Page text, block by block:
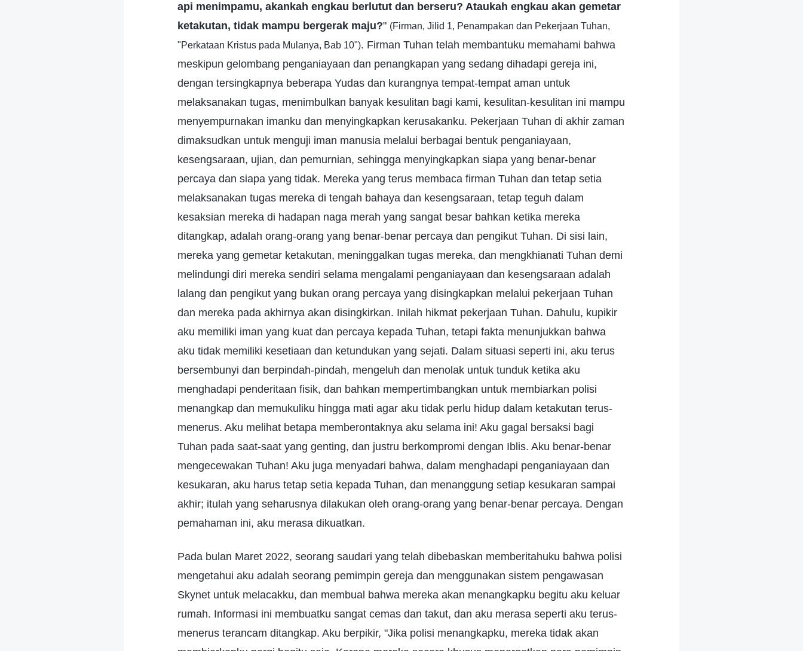
api menimpamu, akankah engkau berlutut dan berseru? Ataukah engkau akan gemetar
ketakutan, tidak mampu bergerak maju?" (Firman, Jilid 1, Penampakan dan Pekerjaan Tuhan,
"Perkataan Kristus pada Mulanya, Bab 10"). Firman Tuhan telah membantuku memahami bahwa
meskipun gelombang penganiayaan dan penangkapan yang sedang dihadapi gereja ini,
dengan tersingkapnya beberapa Yudas dan kurangnya tempat-tempat aman untuk
melaksanakan tugas, menimbulkan banyak kesulitan bagi kami, kesulitan-kesulitan ini mampu
menyempurnakan imanku dan menyingkapkan kerusakanku. Pekerjaan Tuhan di akhir zaman
dimaksudkan untuk menguji iman manusia melalui berbagai bentuk penganiayaan,
kesengsaraan, ujian, dan pemurnian, sehingga menyingkapkan siapa yang benar-benar
percaya dan siapa yang tidak. Mereka yang terus membaca firman Tuhan dan tetap setia
melaksanakan tugas mereka di tengah bahaya dan kesengsaraan, tetap teguh dalam
kesaksian mereka di hadapan naga merah yang sangat besar bahkan ketika mereka
ditangkap, adalah orang-orang yang benar-benar percaya dan pengikut Tuhan. Di sisi lain,
mereka yang gemetar ketakutan, meninggalkan tugas mereka, dan mengkhianati Tuhan demi
melindungi diri mereka sendiri selama mengalami penganiayaan dan kesengsaraan adalah
lalang dan pengikut yang bukan orang percaya yang disingkapkan melalui pekerjaan Tuhan
dan mereka pada akhirnya akan disingkirkan. Inilah hikmat pekerjaan Tuhan. Dahulu, kupikir
aku memiliki iman yang kuat dan percaya kepada Tuhan, tetapi fakta menunjukkan bahwa
aku tidak memiliki kesetiaan dan ketundukan yang sejati. Dalam situasi seperti ini, aku terus
bersembunyi dan berpindah-pindah, mengeluh dan menolak untuk tunduk ketika aku
menghadapi penderitaan fisik, dan bahkan mempertimbangkan untuk membiarkan polisi
menangkap dan memukuliku hingga mati agar aku tidak perlu hidup dalam ketakutan terus-
menerus. Aku melihat betapa memberontaknya aku selama ini! Aku gagal bersaksi bagi
Tuhan pada saat-saat yang genting, dan justru berkompromi dengan Iblis. Aku benar-benar
mengecewakan Tuhan! Aku juga menyadari bahwa, dalam menghadapi penganiayaan dan
kesukaran, aku harus tetap setia kepada Tuhan, dan menanggung setiap kesukaran sampai
akhir; itulah yang seharusnya dilakukan oleh orang-orang yang benar-benar percaya. Dengan
pemahaman ini, aku merasa dikuatkan.
Pada bulan Maret 2022, seorang saudari yang telah dibebaskan memberitahuku bahwa polisi
mengetahui aku adalah seorang pemimpin gereja dan menggunakan sistem pengawasan
Skynet untuk melacakku, dan membual bahwa mereka akan menangkapku begitu aku keluar
rumah. Informasi ini membuatku sangat cemas dan takut, dan aku merasa seperti aku terus-
menerus terancam ditangkap. Aku berpikir, "Jika polisi menangkapku, mereka tidak akan